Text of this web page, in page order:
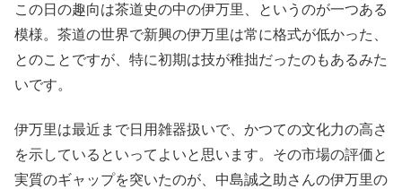
この日の趣向は茶道史の中の伊万里、というのが一つある
模様。茶道の世界で新興の伊万里は常に格式が低かった、
とのことですが、特に初期は技が稚拙だったのもあるみた
いです。
伊万里は最近まで日用雑器扱いで、かつての文化力の高さ
を示しているといってよいと思います。その市場の評価と
実質のギャップを突いたのが、中島誠之助さんの伊万里の